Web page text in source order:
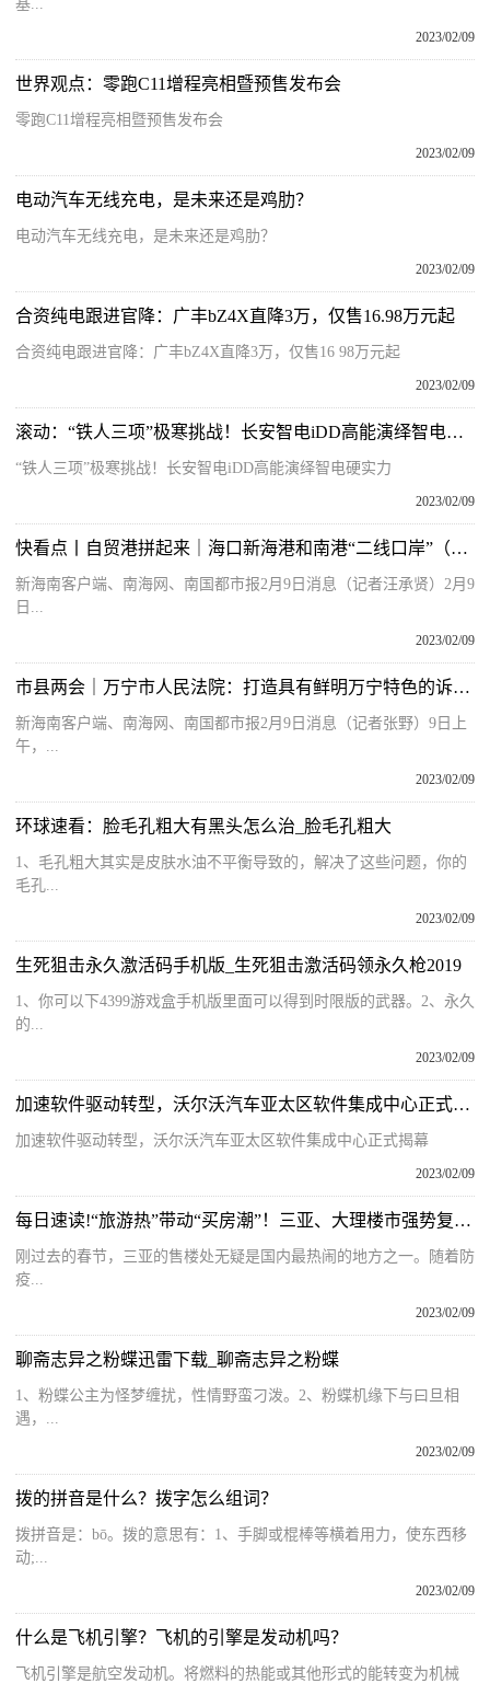
基...
2023/02/09
世界观点：零跑C11增程亮相暨预售发布会
零跑C11增程亮相暨预售发布会
2023/02/09
电动汽车无线充电，是未来还是鸡肋？
电动汽车无线充电，是未来还是鸡肋？
2023/02/09
合资纯电跟进官降：广丰bZ4X直降3万，仅售16.98万元起
合资纯电跟进官降：广丰bZ4X直降3万，仅售16 98万元起
2023/02/09
滚动：“铁人三项”极寒挑战！长安智电iDD高能演绎智电硬实力
“铁人三项”极寒挑战！长安智电iDD高能演绎智电硬实力
2023/02/09
快看点丨自贸港拼起来｜海口新海港和南港“二线口岸”（货运）集中查验场所建设项目直击
新海南客户端、南海网、南国都市报2月9日消息（记者汪承贤）2月9
日...
2023/02/09
市县两会｜万宁市人民法院：打造具有鲜明万宁特色的诉源治理新模式
新海南客户端、南海网、南国都市报2月9日消息（记者张野）9日上
午，...
2023/02/09
环球速看：脸毛孔粗大有黑头怎么治_脸毛孔粗大
1、毛孔粗大其实是皮肤水油不平衡导致的，解决了这些问题，你的
毛孔...
2023/02/09
生死狙击永久激活码手机版_生死狙击激活码领永久枪2019
1、你可以下4399游戏盒手机版里面可以得到时限版的武器。2、永久
的...
2023/02/09
加速软件驱动转型，沃尔沃汽车亚太区软件集成中心正式揭幕
加速软件驱动转型，沃尔沃汽车亚太区软件集成中心正式揭幕
2023/02/09
每日速读!“旅游热”带动“买房潮”！三亚、大理楼市强势复苏，有中介为拉客给购房者报销住宿和机票
刚过去的春节，三亚的售楼处无疑是国内最热闹的地方之一。随着防
疫...
2023/02/09
聊斋志异之粉蝶迅雷下载_聊斋志异之粉蝶
1、粉蝶公主为怪梦缠扰，性情野蛮刁泼。2、粉蝶机缘下与曰旦相
遇，...
2023/02/09
拨的拼音是什么？拨字怎么组词？
拨拼音是：bō。拨的意思有：1、手脚或棍棒等横着用力，使东西移
动;...
2023/02/09
什么是飞机引擎？飞机的引擎是发动机吗？
飞机引擎是航空发动机。将燃料的热能或其他形式的能转变为机械